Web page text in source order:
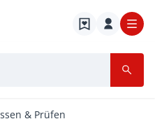
& Prüfen